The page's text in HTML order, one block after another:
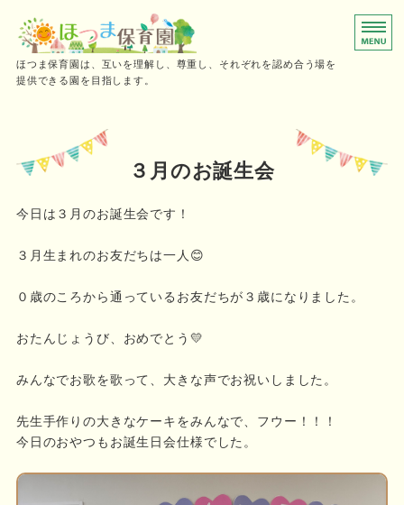
0～2歳児向けの小規模保育園
ほつま保育園は、互いを理解し、尊重し、それぞれを認め合う場を
提供できる園を目指します。
保育時間 ３月のお誕生会
今日は３月のお誕生会です！
３月生まれのお友だちは一人😊
０歳のころから通っているお友だちが３歳になりました。
おたんじょうび、おめでとう💛
みんなでお歌を歌って、大きな声でお祝いしました。
先生手作りの大きなケーキをみんなで、フウー！！！
今日のおやつもお誕生日会仕様でした。